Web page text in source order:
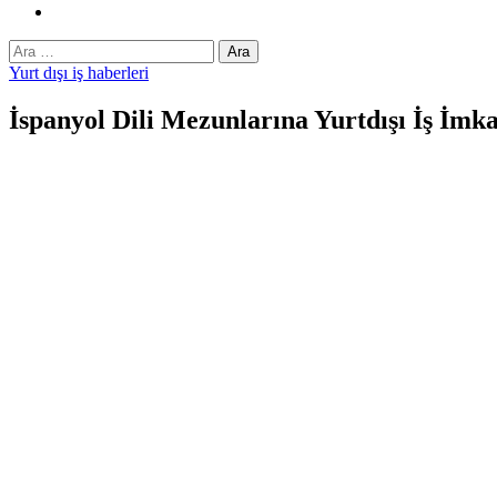
Arama:
Yurt dışı iş haberleri
İspanyol Dili Mezunlarına Yurtdışı İş